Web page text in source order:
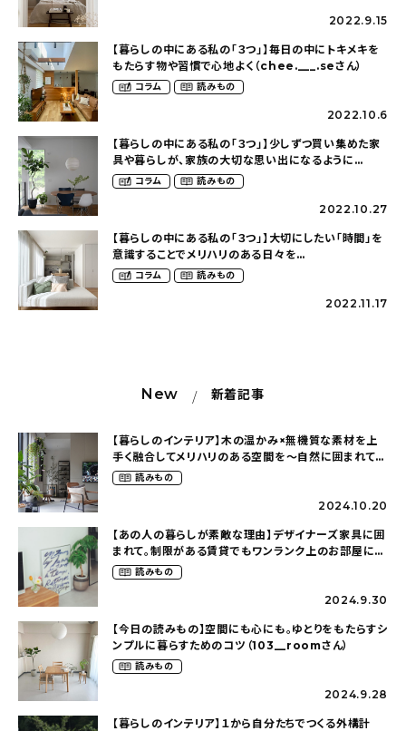
2022.9.15
【暮らしの中にある私の「３つ」】毎日の中にトキメキを
もたらす物や習慣で心地よく（chee.___.seさん）
コラム 読みもの
2022.10.6
【暮らしの中にある私の「３つ」】少しずつ買い集めた家
具や暮らしが、家族の大切な思い出になるように
（kei_haus___さん）
コラム 読みもの
2022.10.27
【暮らしの中にある私の「３つ」】大切にしたい「時間」を
意識することでメリハリのある日々を
（niko_kurashi_さん）
コラム 読みもの
2022.11.17
New 新着記事
【暮らしのインテリア】木の温かみ×無機質な素材を上
手く融合してメリハリのある空間を〜自然に囲まれて暮
らす（ki_no_ieさん）
読みもの
2024.10.20
【あの人の暮らしが素敵な理由】デザイナーズ家具に囲
まれて。制限がある賃貸でもワンランク上のお部屋に〜
狭くても好きな暮らしのこと（_____chika708さん）
読みもの
2024.9.30
【今日の読みもの】空間にも心にも。ゆとりをもたらすシ
ンプルに暮らすためのコツ（103__roomさん）
読みもの
2024.9.28
【暮らしのインテリア】１から自分たちでつくる外構計